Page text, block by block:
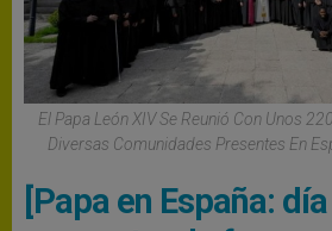
El Papa León XIV Se Reunió Con Unos
Diversas Comunidades Presentes En
[Papa en España: